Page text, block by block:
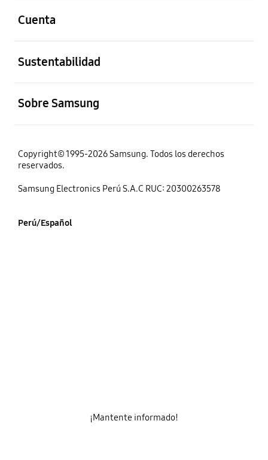
Cuenta
Sustentabilidad
Sobre Samsung
Copyright© 1995-2026 Samsung. Todos los derechos
reservados.
Samsung Electronics Perú S.A.C RUC: 20300263578
Perú/Español
¡Mantente informado!